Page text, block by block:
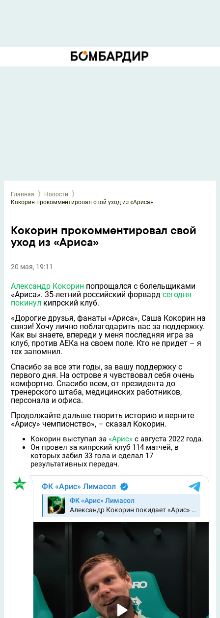
Главная
Новости
Кокорин прокомментировал свой уход из «Ариса»
Кокорин прокомментировал свой
уход из «Ариса»
20 мая, 19:11
Александр Кокорин попрощался с болельщиками
«Ариса». 35-летний российский форвард сегодня
покинул кипрский клуб.
«Дорогие друзья, фанаты «Ариса», Саша Кокорин на
связи! Хочу лично поблагодарить вас за поддержку.
Как вы знаете, впереди у меня последняя игра за
клуб, против АЕКа на своем поле. Кто не придет – я
тех запомнил.
Спасибо за все эти годы, за вашу поддержку с
первого дня. На острове я чувствовал себя очень
комфортно. Спасибо всем, от президента до
тренерского штаба, медицинских работников,
персонала и офиса.
Продолжайте дальше творить историю и верните
«Арису» чемпионство», – сказал Кокорин.
Кокорин выступал за «Арис» с августа 2022 года.
Он провел за кипрский клуб 114 матчей, в
которых забил 33 гола и сделал 17
результативных передач.